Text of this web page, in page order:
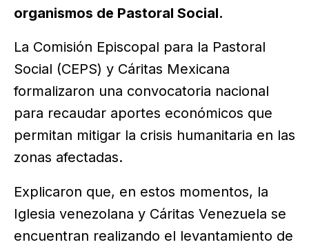
organismos de Pastoral Social.
La Comisión Episcopal para la Pastoral
Social (CEPS) y Cáritas Mexicana
formalizaron una convocatoria nacional
para recaudar aportes económicos que
permitan mitigar la crisis humanitaria en las
zonas afectadas.
Explicaron que, en estos momentos, la
Iglesia venezolana y Cáritas Venezuela se
encuentran realizando el levantamiento de